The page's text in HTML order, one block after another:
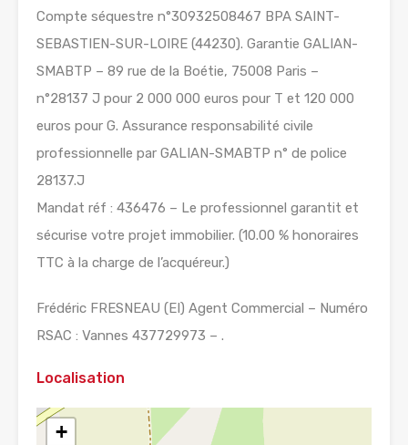
Compte séquestre n°30932508467 BPA SAINT-
SEBASTIEN-SUR-LOIRE (44230). Garantie GALIAN-
SMABTP – 89 rue de la Boétie, 75008 Paris –
n°28137 J pour 2 000 000 euros pour T et 120 000
euros pour G. Assurance responsabilité civile
professionnelle par GALIAN-SMABTP n° de police
28137.J
Mandat réf : 436476 – Le professionnel garantit et
sécurise votre projet immobilier. (10.00 % honoraires
TTC à la charge de l’acquéreur.)
Frédéric FRESNEAU (EI) Agent Commercial – Numéro
RSAC : Vannes 437729973 – .
Localisation
+